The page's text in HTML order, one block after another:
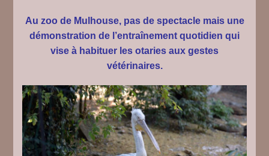
Au zoo de Mulhouse, pas de spectacle mais une
démonstration de l’entraînement quotidien qui
vise à habituer les otaries aux gestes
vétérinaires.